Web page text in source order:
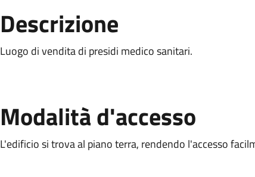
Descrizione
Luogo di vendita di presidi medico sanitari.
Modalità d'accesso
L'edificio si trova al piano terra, rendendo l'accesso